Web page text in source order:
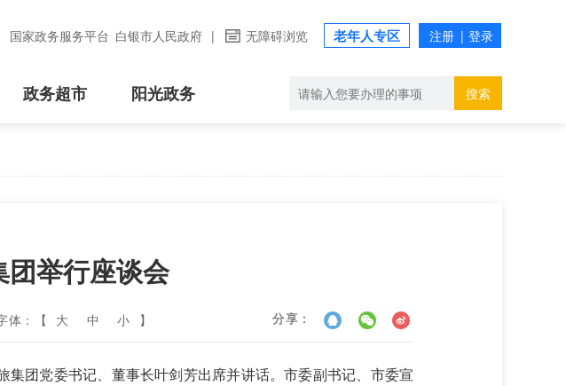
国家政务服务平台 白银市人民政府 | 无障碍浏览 老年人专区
政务超市 阳光政务 搜索
举行座谈会
体：【 大 中 小 】 分享：
团党委书记、董事长叶剑芳出席并讲话。市委副书记、市委宣